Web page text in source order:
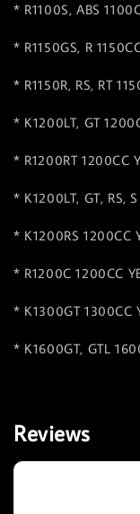
* R1100S, ABS
* R1150GS, R
* R1150R, RS, RT
* K1200LT, GT
* R1200RT 1200CC
* K1200LT, GT, RS,
* K1200RS 1200CC
* R1200C 1200CC
* K1300GT 1300CC
* K1600GT, GTL
Reviews